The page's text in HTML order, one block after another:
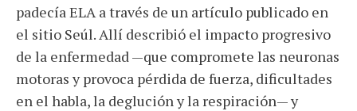
padecía ELA a través de un artículo publicado en
el sitio Seúl. Allí describió el impacto progresivo
de la enfermedad —que compromete las neuronas
motoras y provoca pérdida de fuerza, dificultades
en el habla, la deglución y la respiración— y